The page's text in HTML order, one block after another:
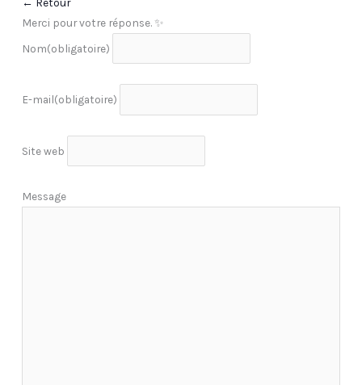
Merci pour votre réponse. ✨
Nom(obligatoire)
E-mail(obligatoire)
Site web
Message